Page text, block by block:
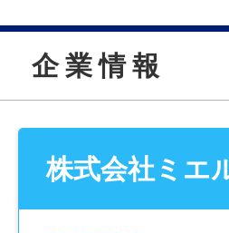
＼水族館内のおしゃ
未経験OK／就労継続
1日4時間程度～勤務
企 業 情 報
株式会社ミエ